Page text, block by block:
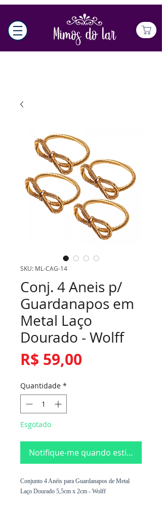
SKU: ML-CAG-14
Conj. 4 Aneis p/
Guardanapos em
Metal Laço
Dourado - Wolff
R$ 59,00
Quantidade *
Esgotado
Notifique-me quando estiver
Conjunto 4 Anéis para Guardanapos de Metal
Laço Dourado 5,5cm x 2cm - Wolff